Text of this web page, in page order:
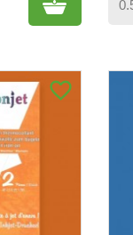
favorite_border